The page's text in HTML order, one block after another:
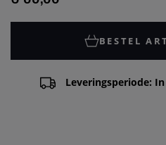
BESTEL
Leveringsperiode: